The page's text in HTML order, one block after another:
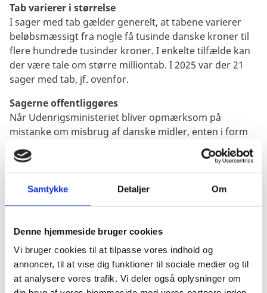
Samtykke Detaljer Om
Denne hjemmeside bruger cookies
Vi bruger cookies til at tilpasse vores indhold og
annoncer, til at vise dig funktioner til sociale medier og til
at analysere vores trafik. Vi deler også oplysninger om
Tab varierer i størrelse
I sager med tab gælder generelt, at tabene varierer
beløbsmæssigt fra nogle få tusinde danske kroner til
flere hundrede tusinder kroner. I enkelte tilfælde kan
der være tale om større milliontab. I 2025 var der 21
sager med tab, jf. ovenfor.
Sagerne offentliggøres
Når Udenrigsministeriet bliver opmærksom på
mistanke om misbrug af danske midler, enten i form
af uregelmæssigheder eller svindel, oprettes en
såkaldt c-sag, som offentliggøres på
Udenrigsministeriets hjemmeside. Sagerne opdateres,
når der foreligger væsentligt nyt i sagen og frem til, at
de afsluttes, enten med et tab, med at midlerne er
afkræftet.
Rigsrevisionen har adgang til de offentliggjorte sager
og modtager årlige oversigtsrapporter. Hvor der er
sager af væsentlig betydning, modtager